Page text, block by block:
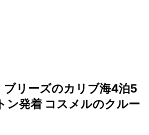
ブリーズのカリブ海4泊5
ン発着 コスメルのクルー